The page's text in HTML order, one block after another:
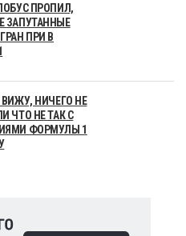
ПРОПИЛ,
ЗАПУТАННЫЕ
ПРИ В
ВИЖУ, НИЧЕГО НЕ
ЧТО НЕ ТАК С
ФОРМУЛЫ 1